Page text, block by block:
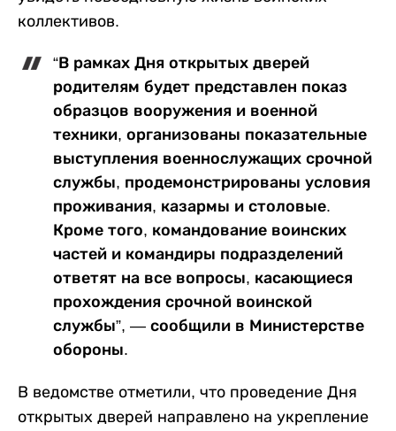
коллективов.
“В рамках Дня открытых дверей
родителям будет представлен показ
образцов вооружения и военной
техники, организованы показательные
выступления военнослужащих срочной
службы, продемонстрированы условия
проживания, казармы и столовые.
Кроме того, командование воинских
частей и командиры подразделений
ответят на все вопросы, касающиеся
прохождения срочной воинской
службы”, — сообщили в Министерстве
обороны.
В ведомстве отметили, что проведение Дня
открытых дверей направлено на укрепление